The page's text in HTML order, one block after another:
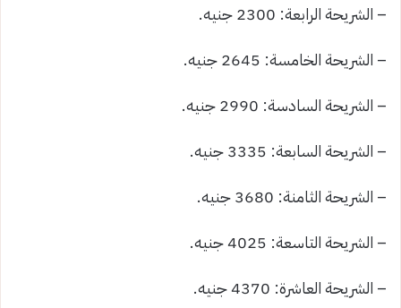
– الشريحة الرابعة: 2300 جنيه.
– الشريحة الخامسة: 2645 جنيه.
– الشريحة السادسة: 2990 جنيه.
– الشريحة السابعة: 3335 جنيه.
– الشريحة الثامنة: 3680 جنيه.
– الشريحة التاسعة: 4025 جنيه.
– الشريحة العاشرة: 4370 جنيه.